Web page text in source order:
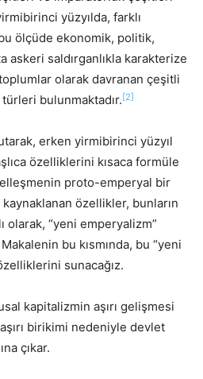
yüzyılda, farklı
ölçüde ekonomik, politik,
saldırganlıkla karakterize
olarak davranan çeşitli
bulunmaktadır.[2]
erken yirmibirinci yüzyıl
özelliklerini kısaca formüle
proto-emperyal bir
özellikler, bunların
olarak, “yeni emperyalizm”
Makalenin bu kısmında, bu “yeni
sunacağız.
kapitalizmin aşırı gelişmesi
birikimi nedeniyle devlet
çıkar.